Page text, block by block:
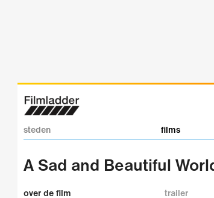
steden films
A Sad and Beautiful
over de film trailer